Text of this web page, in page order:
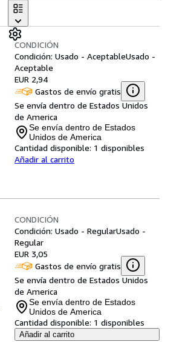
CONDICIÓN
Condición: Usado - AceptableUsado -
Aceptable
EUR 2,94
Gastos de envío gratis
Se envía dentro de Estados Unidos
de America
Se envía dentro de Estados
Unidos de America
Cantidad disponible: 1 disponibles
Añadir al carrito
CONDICIÓN
Condición: Usado - RegularUsado -
Regular
EUR 3,05
Gastos de envío gratis
Se envía dentro de Estados Unidos
de America
Se envía dentro de Estados
Unidos de America
Cantidad disponible: 1 disponibles
Añadir al carrito